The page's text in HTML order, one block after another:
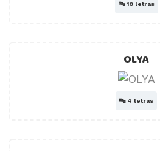
🔤10 letras
OLYA
🔤 4 letras